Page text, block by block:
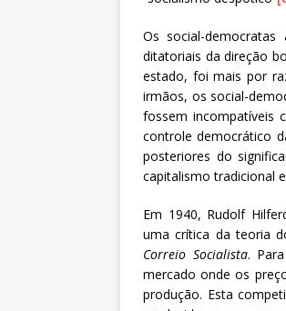
Os social-
ditatoriais da direção
estado, foi mais por
irmãos, os social-
fossem incompatíveis
controle democrático
posteriores do
capitalismo tradicional
Em 1940, Rudolf
uma crítica da teoria
Correio Socialista.
mercado onde os
produção. Esta